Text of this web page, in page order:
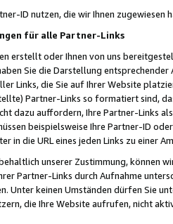
ID nutzen, die wir Ihnen zugewiesen
für alle Partner-Links
erstellt oder Ihnen von uns
Sie die Darstellung
Links, die Sie auf Ihrer Website
Partner-Links so formatiert sind,
dazu auffordern, Ihre Partner-Links
beispielsweise Ihre Partner-ID
in die URL eines jeden Links zu einer
unserer Zustimmung, können
Partner-Links durch Aufnahme
Unter keinen Umständen dürfen Sie
die Ihre Website aufrufen, nicht